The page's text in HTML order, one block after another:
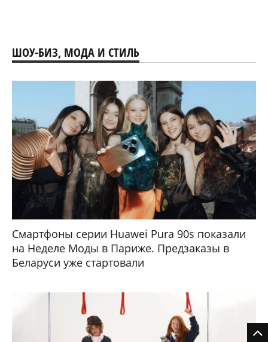
ШОУ-БИЗ, МОДА И СТИЛЬ
Смартфоны серии Huawei Pura 90s показали
на Неделе Моды в Париже. Предзаказы в
Беларуси уже стартовали